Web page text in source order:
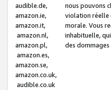
audible.de,
amazon.ie,
amazon.it,
amazon.nl,
amazon.pl,
amazon.es,
amazon.se,
amazon.co.uk,
audible.co.uk
nous pouvons
violation réelle
morale. Vous
inhabituelle,
des